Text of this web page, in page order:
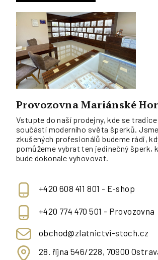
Provozovna Mariánské
Vstupte do naší prodejny, kde se
součástí moderního světa šperků.
zkušených profesionálů budeme rádi,
pomůžeme vybrat ten jedinečný šperk,
bude dokonale vyhovovat.
+420 608 411 801 - E-shop
+420 774 470 501 - Provozovna
obchod@zlatnictvi-stoch.cz
28. října 546/228, 70900